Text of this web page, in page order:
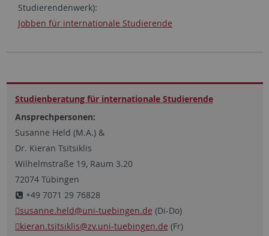
Studierendenwerk):
Jobben für internationale Studierende
Studien­beratung für inter­nationale Studierende
Ansprechpersonen:
Susanne Held (M.A.) &
Dr. Kieran Tsitsiklis
Wilhelmstraße 19, Raum 3.20
72074 Tübingen
+49 7071 29 76828
susanne.held@uni-tuebingen.de (Di-Do)
kieran.tsitsiklis@zv.uni-tuebingen.de (Fr)